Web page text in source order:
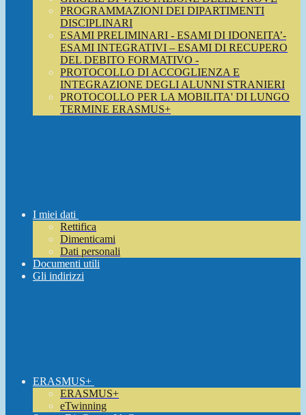
PROGRAMMAZIONI DEI DIPARTIMENTI
DISCIPLINARI
ESAMI PRELIMINARI - ESAMI DI IDONEITA’-
ESAMI INTEGRATIVI – ESAMI DI RECUPERO
DEL DEBITO FORMATIVO -
PROTOCOLLO DI ACCOGLIENZA E
INTEGRAZIONE DEGLI ALUNNI STRANIERI
PROTOCOLLO PER LA MOBILITA' DI LUNGO
TERMINE ERASMUS+
I miei dati
Rettifica
Dimenticami
Dati personali
Documenti utili
Gli indirizzi
ERASMUS+
ERASMUS+
eTwinning